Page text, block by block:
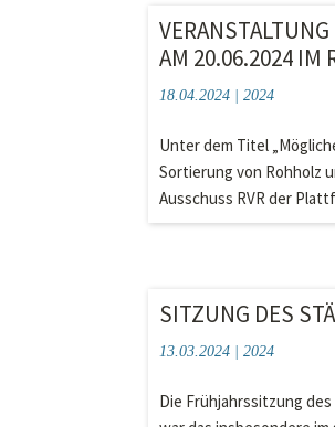
AM 20.06.2024 IM
18.04.2024 |2024
Unter dem Titel
Sortierung von Rohholz
Ausschuss RVR der
SITZUNG DES
13.03.2024 |2024
Die Frühjahrssitzung des